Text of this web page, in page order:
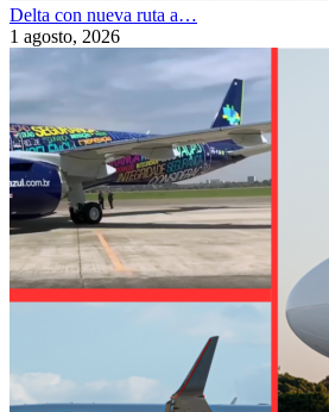
Delta con nueva ruta a…
1 agosto, 2026